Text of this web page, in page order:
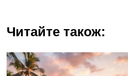
Читайте також: